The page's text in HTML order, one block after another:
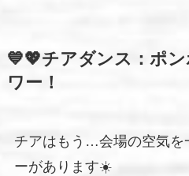
💙💖チアダンス：ポ
ワー！
チアはもう…会場の空気を
ーがあります☀️